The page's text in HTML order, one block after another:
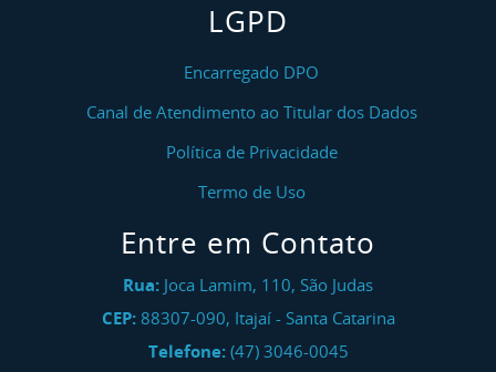
LGPD
Encarregado DPO
Canal de Atendimento ao Titular dos Dados
Política de Privacidade
Termo de Uso
Entre em Contato
Rua: Joca Lamim, 110, São Judas
CEP: 88307-090, Itajaí- Santa Catarina
Telefone: (47) 3046-0045